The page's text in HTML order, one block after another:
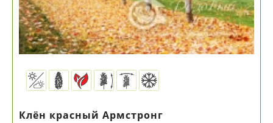
Клён красный Армстронг